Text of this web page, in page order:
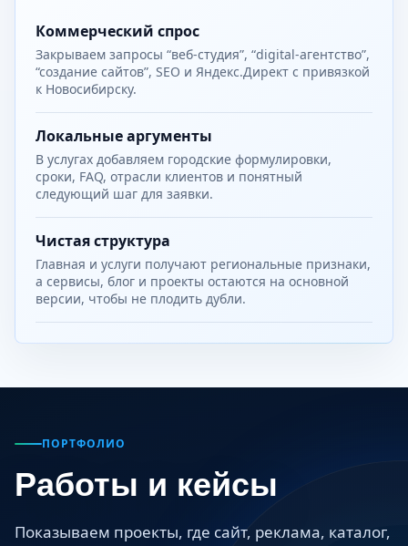
Коммерческий спрос
Закрываем запросы “веб-студия”, “digital-агентство”,
“создание сайтов”, SEO и Яндекс.Директ с привязкой
к Новосибирску.
Локальные аргументы
В услугах добавляем городские формулировки,
сроки, FAQ, отрасли клиентов и понятный
следующий шаг для заявки.
Чистая структура
Главная и услуги получают региональные признаки,
а сервисы, блог и проекты остаются на основной
версии, чтобы не плодить дубли.
ПОРТФОЛИО
Работы и кейсы
Показываем проекты, где сайт, реклама, каталог,